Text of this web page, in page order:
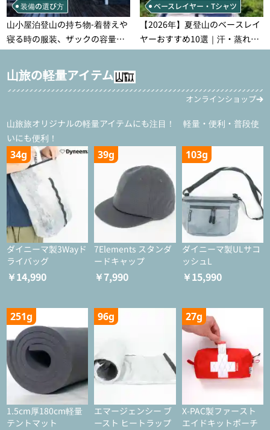
装備の選び方
山小屋泊登山の持ち物‐着替えや
寝る時の服装、ザックの容量な
どを徹底紹介！1泊2日、2泊3日
用のリスト付き
ベースレイヤー・Tシャツ
【2026年】夏登山のベースレイ
ヤーおすすめ10選｜汗・蒸れ・
汗冷え対策に効く選び方
山旅の軽量アイテム
オンラインショップ
山旅旅オリジナルの軽量アイテムにも注目！ 軽量・便利・普段使
いにも便利！
34g
ダイニーマ製3Wayド
ライバッグ
￥14,990
39g
7Elements スタンダ
ードキャップ
￥7,990
103g
ダイニーマ製ULサコ
ッシュL
￥15,990
251g
1.5cm厚180cm軽量
テントマット
96g
エマージェンシー ブ
ースト ヒートラップ
27g
X-PAC製ファースト
エイドキットポーチ